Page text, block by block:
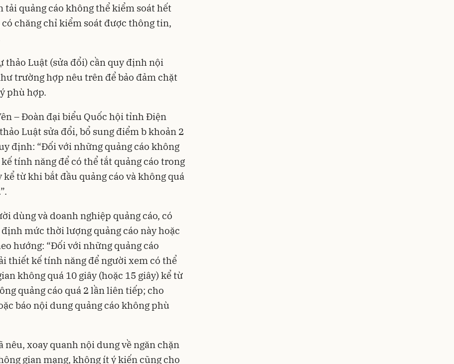
quảng cáo không thể kiểm soát hết
chăng chỉ kiểm soát được thông tin,
thảo Luật (sửa đổi) cần quy định nội
trường hợp nêu trên để bảo đảm chặt
phù hợp.
– Đoàn đại biểu Quốc hội tỉnh Điện
Luật sửa đổi, bổ sung điểm b khoản 2
định: “Đối với những quảng cáo không
tính năng để có thể tắt quảng cáo trong
từ khi bắt đầu quảng cáo và không quá
dùng và doanh nghiệp quảng cáo, có
mức thời lượng quảng cáo này hoặc
hướng: “Đối với những quảng cáo
thiết kế tính năng để người xem có thể
không quá 10 giây (hoặc 15 giây) kể từ
quảng cáo quá 2 lần liên tiếp; cho
báo nội dung quảng cáo không phù
nêu, xoay quanh nội dung về ngăn chặn
gian mạng, không ít ý kiến cũng cho